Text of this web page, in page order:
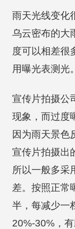
雨天光线变化
乌云密布的大
度可以相差很
用曝光表测光
宣传片拍摄公
现象，而过度
因为雨天景色
宣传片拍摄出
所以一般多采
差。按照正常
半，每减少一
20%-30%，有